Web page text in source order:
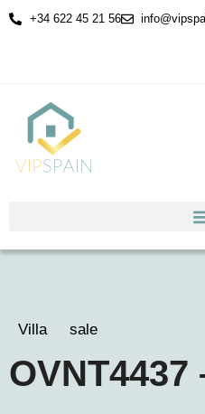
+34 622 45 21 56
Villa sale
OVNT4437